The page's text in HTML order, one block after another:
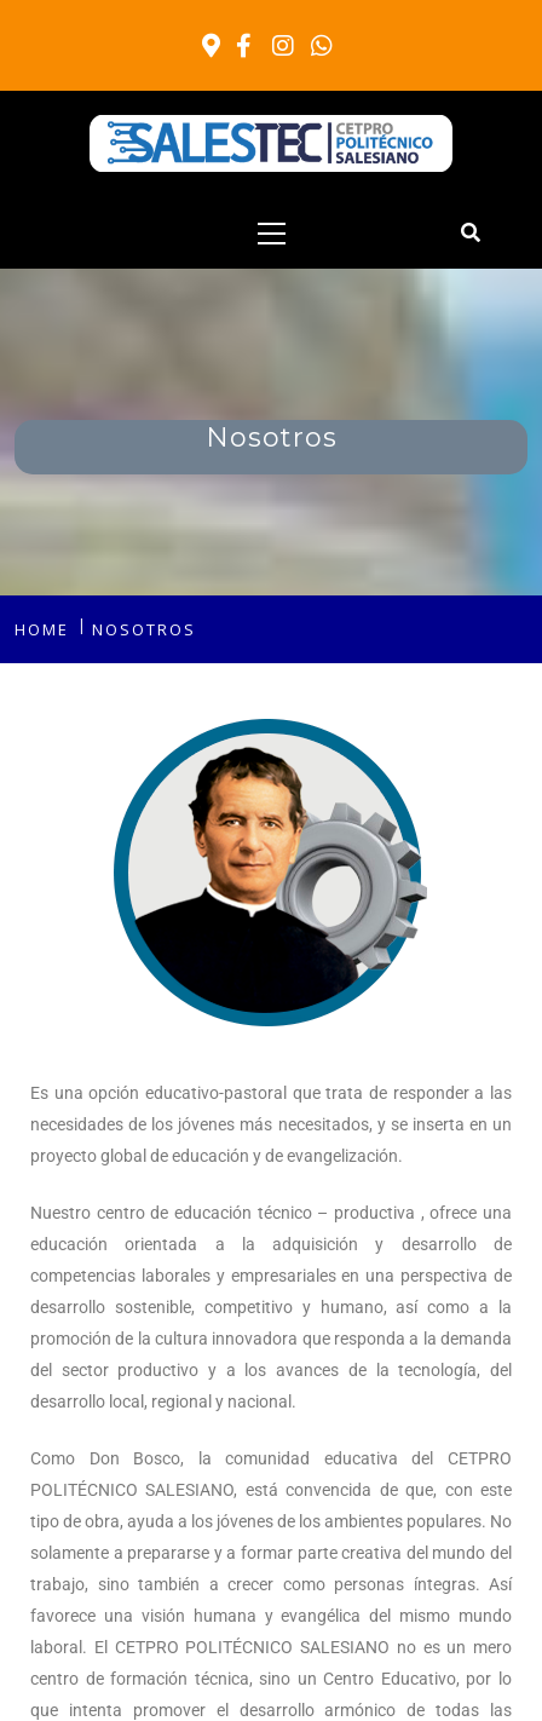
Salestec
Nosotros
HOME NOSOTROS
Es una opción educativo-pastoral que trata de responder a las
necesidades de los jóvenes más necesitados, y se inserta en un
proyecto global de educación y de evangelización.
Nuestro centro de educación técnico – productiva , ofrece una
educación orientada a la adquisición y desarrollo de
competencias laborales y empresariales en una perspectiva de
desarrollo sostenible, competitivo y humano, así como a la
promoción de la cultura innovadora que responda a la demanda
del sector productivo y a los avances de la tecnología, del
desarrollo local, regional y nacional.
Como Don Bosco, la comunidad educativa del CETPRO
POLITÉCNICO SALESIANO, está convencida de que, con este
tipo de obra, ayuda a los jóvenes de los ambientes populares. No
solamente a prepararse y a formar parte creativa del mundo del
trabajo, sino también a crecer como personas íntegras. Así
favorece una visión humana y evangélica del mismo mundo
laboral. El CETPRO POLITÉCNICO SALESIANO no es un mero
centro de formación técnica, sino un Centro Educativo, por lo
que intenta promover el desarrollo armónico de todas las